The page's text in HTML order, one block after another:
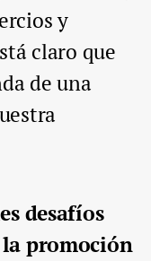
y
claro que
de una
desafíos
promoción